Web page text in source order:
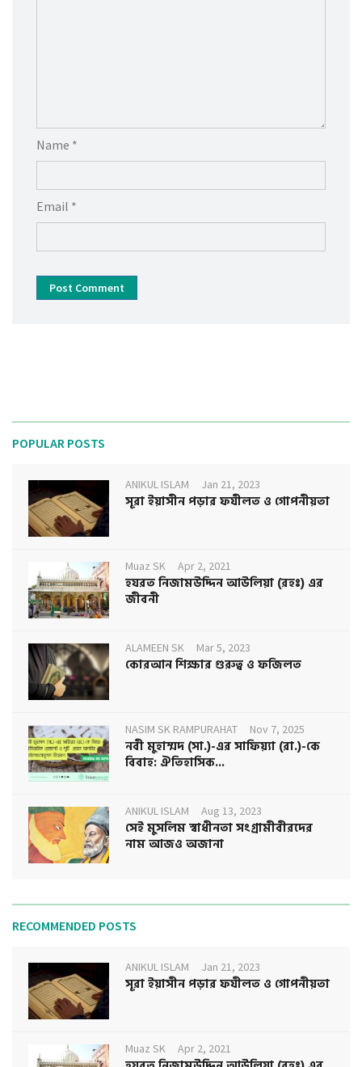
Name *
Email *
Post Comment
POPULAR POSTS
ANIKUL ISLAM Jan 21, 2023
সূরা ইয়াসীন পড়ার ফযীলত ও গোপনীয়তা
Muaz SK Apr 2, 2021
হযরত নিজামউদ্দিন আউলিয়া (রহঃ) এর
জীবনী
ALAMEEN SK Mar 5, 2023
কোরআন শিক্ষার গুরুত্ব ও ফজিলত
NASIM SK RAMPURAHAT Nov 7, 2025
নবী মুহাম্মদ (সা.)-এর সাফিয়্যা (রা.)-কে
বিবাহ: ঐতিহাসিক...
ANIKUL ISLAM Aug 13, 2023
সেই মুসলিম স্বাধীনতা সংগ্রামীবীরদের
নাম আজও অজানা
RECOMMENDED POSTS
ANIKUL ISLAM Jan 21, 2023
সূরা ইয়াসীন পড়ার ফযীলত ও গোপনীয়তা
Muaz SK Apr 2, 2021